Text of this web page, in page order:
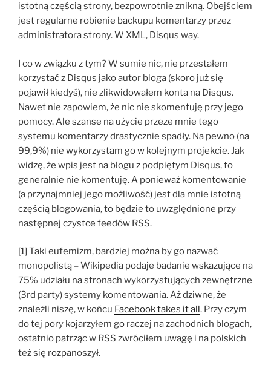
istotną częścią strony, bezpowrotnie znikną. Obejściem
jest regularne robienie backupu komentarzy przez
administratora strony. W XML, Disqus way.
I co w związku z tym? W sumie nic, nie przestałem
korzystać z Disqus jako autor bloga (skoro już się
pojawił kiedyś), nie zlikwidowałem konta na Disqus.
Nawet nie zapowiem, że nic nie skomentuję przy jego
pomocy. Ale szanse na użycie przeze mnie tego
systemu komentarzy drastycznie spadły. Na pewno (na
99,9%) nie wykorzystam go w kolejnym projekcie. Jak
widzę, że wpis jest na blogu z podpiętym Disqus, to
generalnie nie komentuję. A ponieważ komentowanie
(a przynajmniej jego możliwość) jest dla mnie istotną
częścią blogowania, to będzie to uwzględnione przy
następnej czystce feedów RSS.
[1] Taki eufemizm, bardziej można by go nazwać
monopolistą – Wikipedia podaje badanie wskazujące na
75% udziału na stronach wykorzystujących zewnętrzne
(3rd party) systemy komentowania. Aż dziwne, że
znaleźli niszę, w końcu Facebook takes it all. Przy czym
do tej pory kojarzyłem go raczej na zachodnich blogach,
ostatnio patrząc w RSS zwróciłem uwagę i na polskich
też się rozpanoszył.